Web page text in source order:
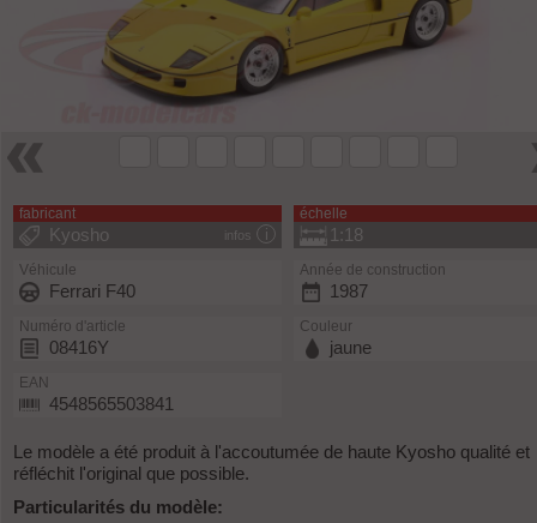
fabricant
infos
Kyosho
échelle
1:18
Véhicule
Ferrari F40
Année de construction
1987
Numéro d'article
08416Y
Couleur
jaune
EAN
4548565503841
Le modèle a été produit à l'accoutumée de haute Kyosho qualité et
réfléchit l'original que possible.
Particularités du modèle: